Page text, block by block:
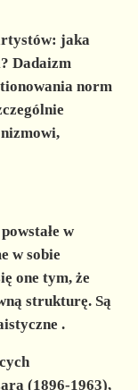
jaka
Dadaizm
norm
w
w sobie
one tym, że
strukturę. Są
.
(1896-1963),